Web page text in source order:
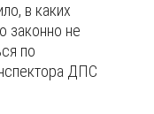
в каких
законно не
по
ДПС